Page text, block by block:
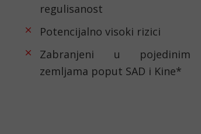
regulisanost
Potencijalno visoki rizici
Zabranjeni u pojedinim
zemljama poput SAD i Kine*